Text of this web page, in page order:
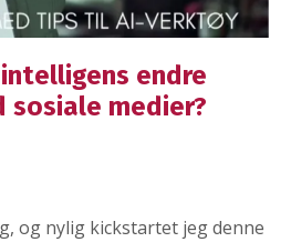
endre
sosiale medier?
og nylig kickstartet jeg denne